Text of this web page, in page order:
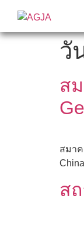
วั
ส
สมาค
ส